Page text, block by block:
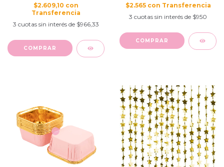
$2.609,10 con
3 cuotas sin interés de $966,33
$2.565 con
3 cuotas sin interés de $950